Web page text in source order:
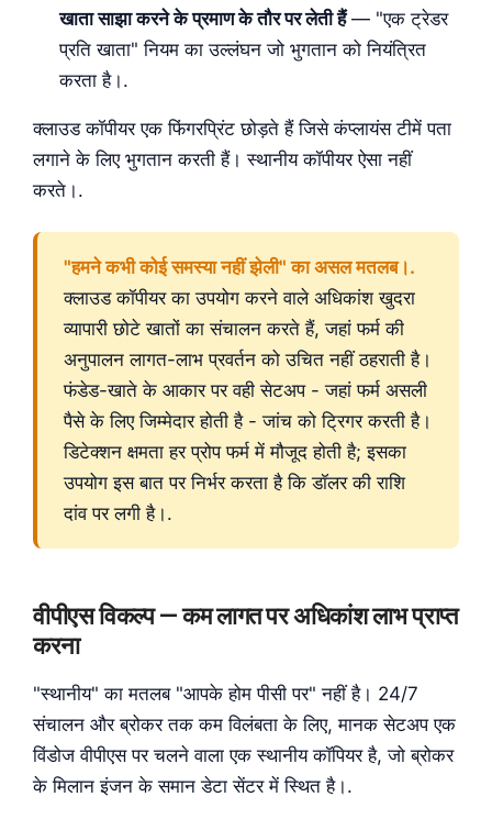
खाता साझा करने के प्रमाण के तौर पर लेती हैं— "एक ट्रेडर
प्रति खाता" नियम का उल्लंघन जो भुगतान को नियंत्रित
करता है।.
क्लाउड कॉपीयर एक फिंगरप्रिंट छोड़ते हैं जिसे कंप्लायंस टीमें पता
लगाने के लिए भुगतान करती हैं। स्थानीय कॉपीयर ऐसा नहीं
करते।.
"हमने कभी कोई समस्या नहीं झेली" का असल मतलब।.
क्लाउड कॉपीयर का उपयोग करने वाले अधिकांश खुदरा
व्यापारी छोटे खातों का संचालन करते हैं, जहां फर्म की
अनुपालन लागत-लाभ प्रवर्तन को उचित नहीं ठहराती है।
फंडेड-खाते के आकार पर वही सेटअप - जहां फर्म असली
पैसे के लिए जिम्मेदार होती है - जांच को ट्रिगर करती है।
डिटेक्शन क्षमता हर प्रोप फर्म में मौजूद होती है; इसका
उपयोग इस बात पर निर्भर करता है कि डॉलर की राशि
दांव पर लगी है।.
वीपीएस विकल्प — कम लागत पर अधिकांश लाभ प्राप्त
करना
"स्थानीय" का मतलब "आपके होम पीसी पर" नहीं है। 24/7
संचालन और ब्रोकर तक कम विलंबता के लिए, मानक सेटअप एक
विंडोज वीपीएस पर चलने वाला एक स्थानीय कॉपियर है, जो ब्रोकर
के मिलान इंजन के समान डेटा सेंटर में स्थित है।.